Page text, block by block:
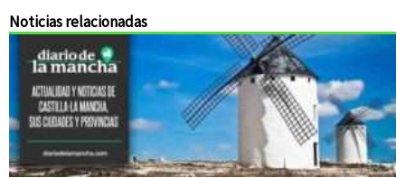
Noticias relacionadas